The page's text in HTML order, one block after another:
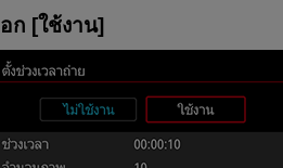
ก [ใช้งาน]